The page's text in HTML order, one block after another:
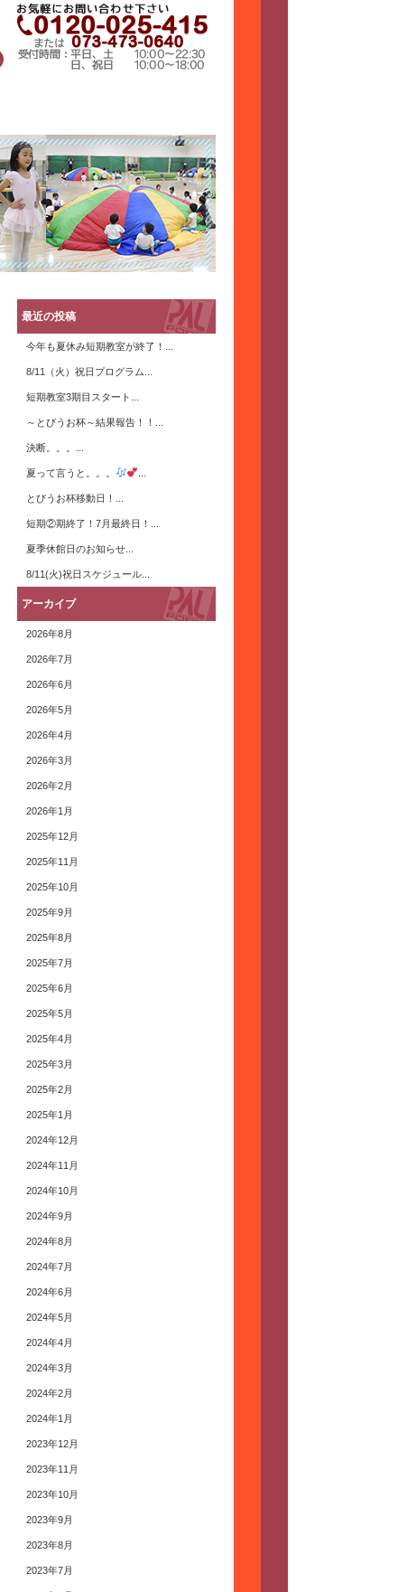
最近の投稿
今年も夏休み短期教室が終了！...
8/11（火）祝日プログラム...
短期教室3期目スタート...
～とびうお杯～結果報告！！...
決断。。。...
夏って言うと。。。
とびうお杯移動日！...
短期②期終了！7月最終日！...
夏季休館日のお知らせ...
8/11(火)祝日スケジュール...
アーカイブ
2026年8月
2026年7月
2026年6月
2026年5月
2026年4月
2026年3月
2026年2月
2026年1月
2025年12月
2025年11月
2025年10月
2025年9月
2025年8月
2025年7月
2025年6月
2025年5月
2025年4月
2025年3月
2025年2月
2025年1月
2024年12月
2024年11月
2024年10月
2024年9月
2024年8月
2024年7月
2024年6月
2024年5月
2024年4月
2024年3月
2024年2月
2024年1月
2023年12月
2023年11月
2023年10月
2023年9月
2023年8月
2023年7月